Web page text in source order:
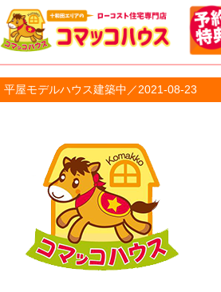
平屋モデルハウス建築中／2021-08-23